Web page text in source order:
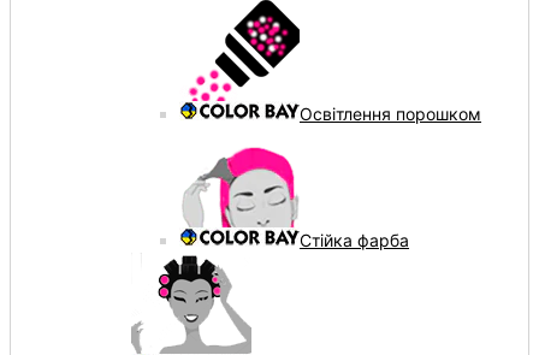
Освітлення порошком
Стійка фарба